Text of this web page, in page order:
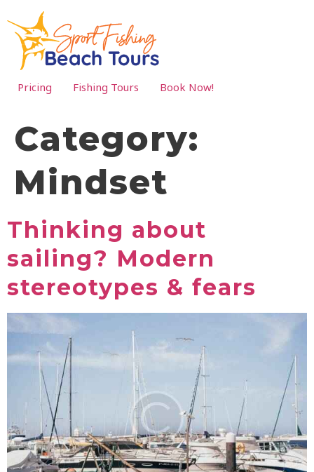
Pricing Fishing Tours Book Now!
Category:
Mindset
Thinking about
sailing? Modern
stereotypes & fears